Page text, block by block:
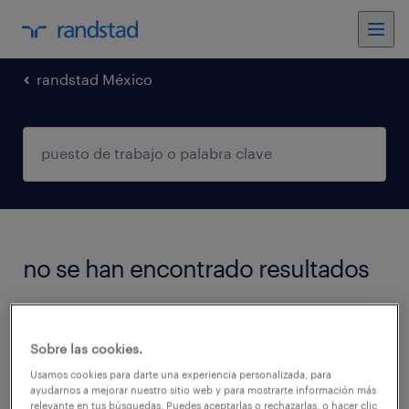
randstad México
no se han encontrado resultados
You may want to change your filter criteria to
get more results. The following actions may
Sobre las cookies.
Usamos cookies para darte una experiencia personalizada, para
ayudarnos a mejorar nuestro sitio web y para mostrarte información más
relevante en tus búsquedas. Puedes aceptarlas o rechazarlas, o hacer clic